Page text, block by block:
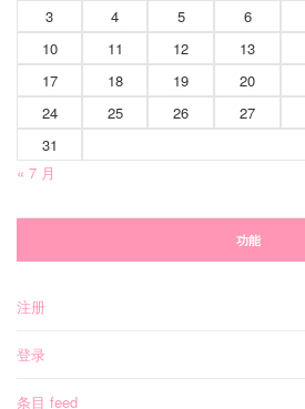
3
4 5 6
10
11 12 13
17
18 19 20
24
25 26 27
31
« 7 月
功能
注册
登录
条目 feed